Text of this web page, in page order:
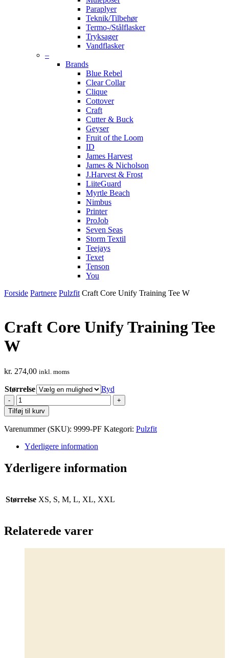
Paraplyer
Teknik/Tilbehør
Termo-/Stålflasker
Tryksager
Vandflasker
–
Brands
Blue Rebel
Clear Collar
Clique
Cottover
Craft
Cutter & Buck
Geyser
Fruit of the Loom
ID
James Harvest
James & Nicholson
J.Harvest & Frost
LiiteGuard
Myrtle Beach
Nimbus
Printer
ProJob
Seven Seas
Storm Textil
Teejays
Texet
Tenson
You
Forside Partnere Pulzfit Craft Core Unify Training Tee W
Craft Core Unify Training Tee
W
kr. 274,00 inkl. moms
Størrelse
Ryd
Craft
Core
Unify
Training
W
Tilføj til kurv
Varenummer (SKU): 9999-PF Kategori: Pulzfit
Yderligere information
Yderligere information
Størrelse XS, S, M, L, XL, XXL
Relaterede varer